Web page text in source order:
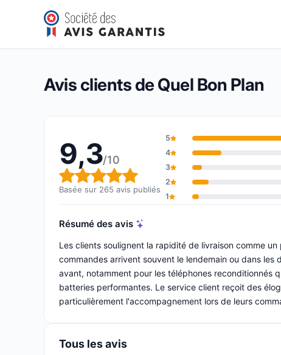
Quel Bon Plan
Note globale : 9,3 sur 10
9,3/10(265 avis)
Avis clients de Quel Bon Plan
9,3/10
Note globale : 9,3 sur 10
Basée sur 265 avis publiés
5
4
3
2
1
Résumé des avis
Les clients soulignent la rapidité de livraison comme
commandes arrivent souvent le lendemain ou dans
avant, notamment pour les téléphones reconditionnés
batteries performantes. Le service client reçoit des
particulièrement l'accompagnement lors de leurs
Tous les avis